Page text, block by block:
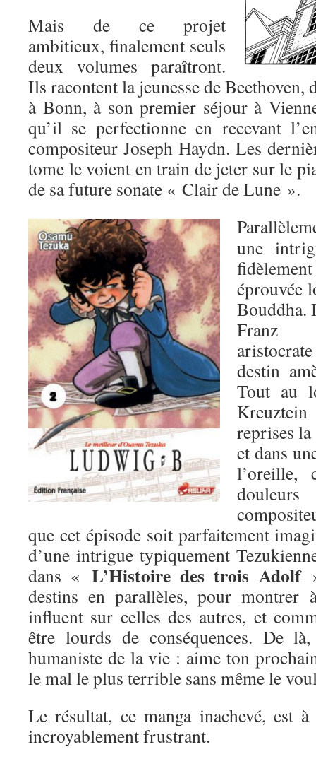
Mais de ce projet
ambitieux, finalement seuls
deux volumes paraîtront.
Ils racontent la jeunesse de Beethoven,
à Bonn, à son premier séjour à
qu’il se perfectionne en recevant
compositeur Joseph Haydn. Les
tome le voient en train de jeter sur le
de sa future sonate « Clair de Lune ».
une
éprouvée
Bouddha.
Franz
destin
Tout au
reprises la
et dans
l’oreille,
que cet épisode soit parfaitement
d’une intrigue typiquement
dans « L’Histoire des trois Adolf»
destins en parallèles, pour
influent sur celles des autres, et
être lourds de conséquences. De
humaniste de la vie : aime ton
le mal le plus terrible sans même le
Le résultat, ce manga inachevé, est
incroyablement frustrant.